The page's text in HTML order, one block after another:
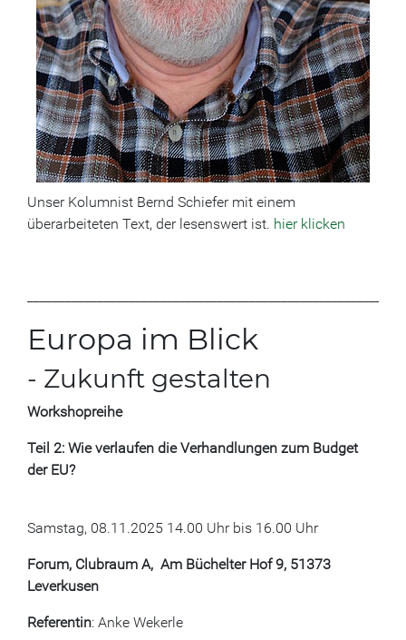
Unser Kolumnist Bernd Schiefer mit einem
überarbeiteten Text, der lesenswert ist. hier klicken
Europa im Blick
- Zukunft gestalten
Workshopreihe
Teil 2: Wie verlaufen die Verhandlungen zum Budget
der EU?
Samstag, 08.11.2025 14.00 Uhr bis 16.00 Uhr
Forum, Clubraum A, Am Büchelter Hof 9, 51373
Leverkusen
Referentin: Anke Wekerle